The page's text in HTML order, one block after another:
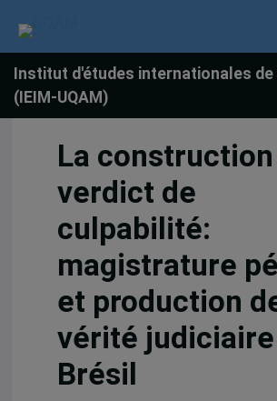
Institut d'études internationales de
(IEIM-UQAM)
La
verdict de
culpabilité:
magistrature
et production
vérité judiciaire
Brésil